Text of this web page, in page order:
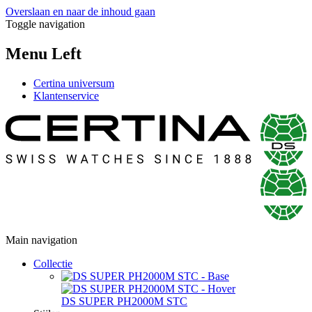
Overslaan en naar de inhoud gaan
Toggle navigation
Menu Left
Certina universum
Klantenservice
Main navigation
Collectie
DS SUPER PH2000M STC